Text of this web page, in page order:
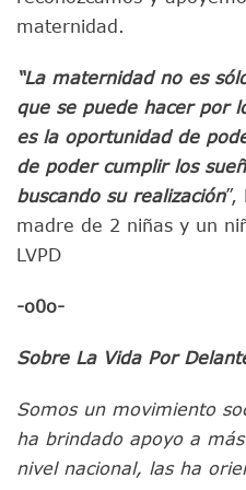
maternidad.
“La maternidad no es
que se puede hacer por
es la oportunidad de
de poder cumplir los
buscando su realización”,
madre de 2 niñas y un
LVPD
-o0o-
Sobre La Vida Por
Somos un movimiento
ha brindado apoyo a
nivel nacional, las ha